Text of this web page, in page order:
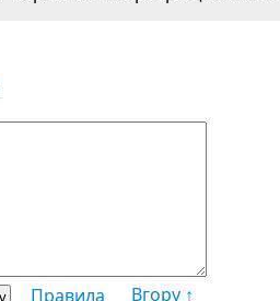
Правила Вгору ↑